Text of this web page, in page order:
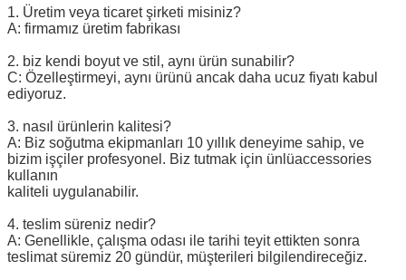
1. Üretim veya ticaret şirketi misiniz?
A: firmamız üretim fabrikası
2. biz kendi boyut ve stil, aynı ürün sunabilir?
C: Özelleştirmeyi, aynı ürünü ancak daha ucuz fiyatı kabul
ediyoruz.
3. nasıl ürünlerin kalitesi?
A: Biz soğutma ekipmanları 10 yıllık deneyime sahip, ve
bizim işçiler profesyonel. Biz tutmak için ünlüaccessories
kullanın
kaliteli uygulanabilir.
4. teslim süreniz nedir?
A: Genellikle, çalışma odası ile tarihi teyit ettikten sonra
teslimat süremiz 20 gündür, müşterileri bilgilendireceğiz.